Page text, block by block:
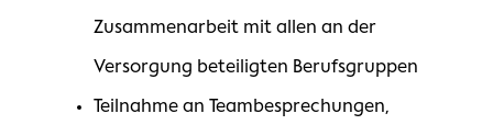
Zusammenarbeit mit allen an der
Versorgung beteiligten Berufsgruppen
Teilnahme an Teambesprechungen,